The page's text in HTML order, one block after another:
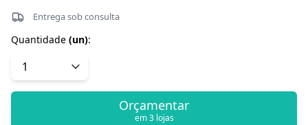
Entrega sob consulta
Quantidade (un):
Orçamentar
em 3 lojas